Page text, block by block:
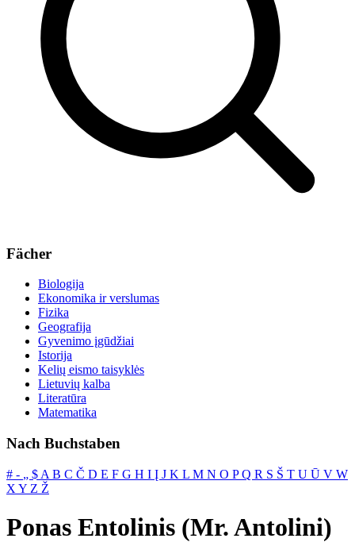
Fächer
Biologija
Ekonomika ir verslumas
Fizika
Geografija
Gyvenimo įgūdžiai
Istorija
Kelių eismo taisyklės
Lietuvių kalba
Literatūra
Matematika
Nach Buchstaben
# ‐ „ $ A B C Č D E F G H I Į J K L M N O PQ R S Š T U Ū V W
X Y Z Ž
Ponas Entolinis (Mr. Antolini)